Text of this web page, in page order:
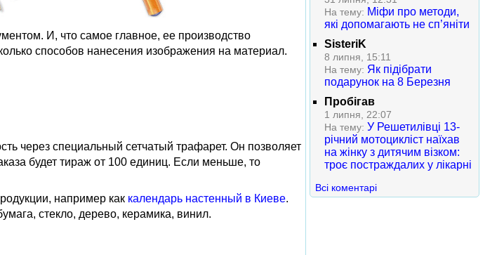
И, что самое главное, ее производство
способов нанесения изображения на материал.
через специальный сетчатый трафарет. Он позволяет
будет тираж от 100 единиц. Если меньше, то
например как календарь настенный в Киеве.
стекло, дерево, керамика, винил.
На тему: Міфи про методи,
які допомагають не сп’яніти
SisteriK
8 липня, 15:11
На тему: Як підібрати
подарунок на 8 Березня
Пробігав
1 липня, 22:07
На тему: У Решетилівці 13-
річний мотоцикліст наїхав
на жінку з дитячим візком:
троє постраждалих у лікарні
Всі коментарі